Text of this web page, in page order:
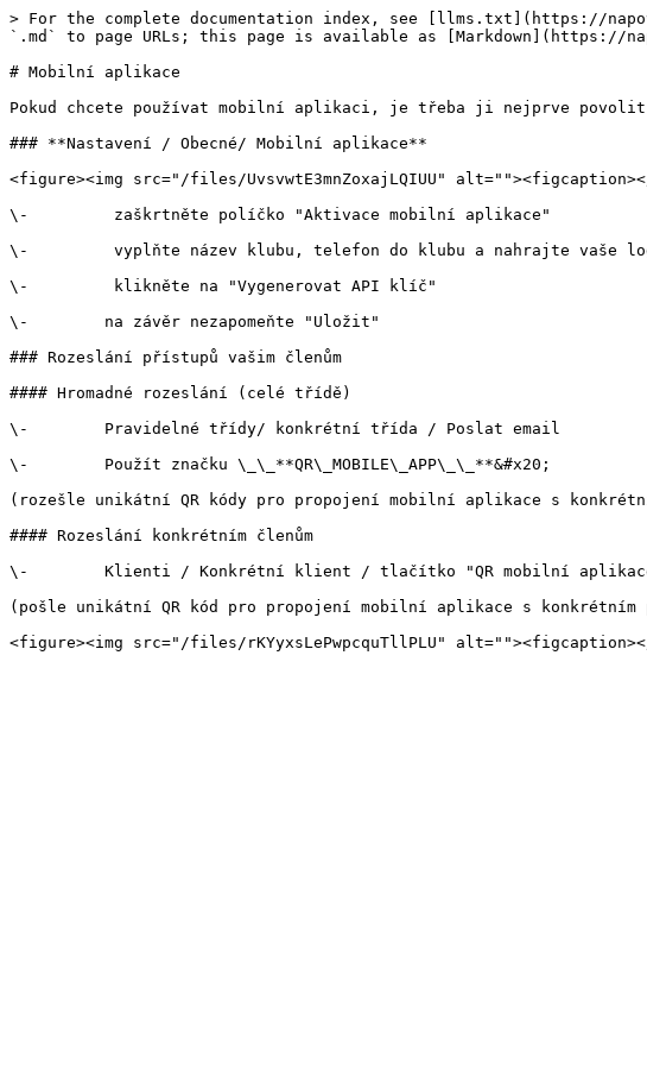
> For the complete documentation index, see [llms.txt](https://
`.md` to page URLs; this page is available as [Markdown](https://
# Mobilní aplikace
Pokud chcete používat mobilní aplikaci, je třeba ji nejprve povolit
### **Nastavení / Obecné/ Mobilní aplikace**
<figure><img src="/files/UvsvwtE3mnZoxajLQIUU"
\-         zaškrtněte políčko "Aktivace mobilní aplikace"
\-         vyplňte název klubu, telefon do klubu a nahrajte vaše
\-         klikněte na "Vygenerovat API klíč"
\-        na závěr nezapomeňte "Uložit"
### Rozeslání přístupů vašim členům
#### Hromadné rozeslání (celé třídě)
\-        Pravidelné třídy/ konkrétní třída / Poslat email
\-        Použít značku \_\_**QR\_MOBILE\_APP\_\_**&#x20;
(rozešle unikátní QR kódy pro propojení mobilní aplikace s
#### Rozeslání konkrétním členům
\-        Klienti / Konkrétní klient / tlačítko "QR mobilní
(pošle unikátní QR kód pro propojení mobilní aplikace s konkrétním